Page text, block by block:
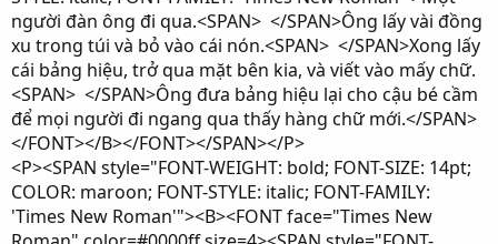
người đàn ông đi qua.<SPAN> </SPAN>Ông lấy vài đồng
xu trong túi và bỏ vào cái nón.<SPAN> </SPAN>Xong lấy
cái bảng hiệu, trở qua mặt bên kia, và viết vào mấy chữ.
<SPAN> </SPAN>Ông đưa bảng hiệu lại cho cậu bé cầm
để mọi người đi ngang qua thấy hàng chữ mới.</SPAN>
</FONT></B></FONT></SPAN></P>
<P><SPAN style="FONT-WEIGHT: bold; FONT-SIZE: 14pt;
COLOR: maroon; FONT-STYLE: italic; FONT-FAMILY:
'Times New Roman'"><B><FONT face="Times New